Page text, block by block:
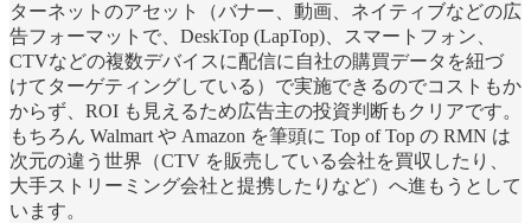
ターネットのアセット（バナー、動画、ネイティブなどの広
告フォーマットで、DeskTop (LapTop)、スマートフォン、
CTVなどの複数デバイスに配信に自社の購買データを紐づ
けてターゲティングしている）で実施できるのでコストもか
からず、ROI も見えるため広告主の投資判断もクリアです。
もちろん Walmart や Amazon を筆頭に Top of Top の RMN は
次元の違う世界（CTV を販売している会社を買収したり、
大手ストリーミング会社と提携したりなど）へ進もうとして
います。